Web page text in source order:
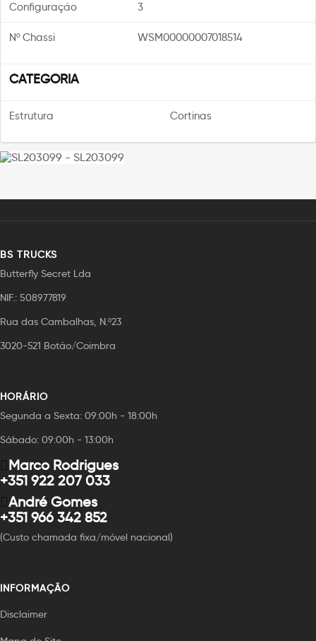
Configuração 3
Nº Chassi WSM00000007018514
CATEGORIA
Estrutura Cortinas
BS TRUCKS
Butterfly Secret Lda
NIF.: 508977819
Rua das Cambalhas, N.º23
3020-521 Botão/Coimbra
HORÁRIO
Segunda a Sexta: 09:00h - 18:00h
Sábado: 09:00h - 13:00h
Marco Rodrigues
+351 922 207 033
André Gomes
+351 966 342 852
(Custo chamada fixa/móvel nacional)
INFORMAÇÃO
Disclaimer